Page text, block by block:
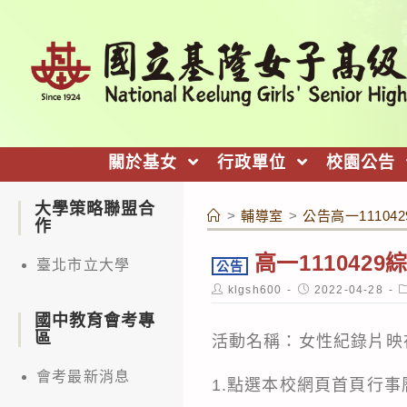
關於基女 行政單位 校園公告
> 輔導室 > 公告高一
公告 高一1110429
Post
author:
klgsh600
Post
published:
2022-04-28
活動名稱：女性紀錄片
1.點選本校網頁首頁行
大學策略聯盟合
作
臺北市立大學
國中教育會考專
區
會考最新消息